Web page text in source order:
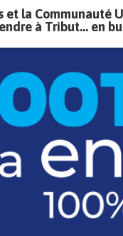
et la
à Tribut... en